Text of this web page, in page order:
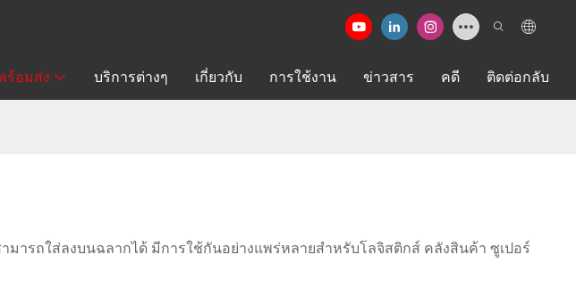
ร้อมส่ง บริการต่างๆ เกี่ยวกับ การใช้งาน ข่าวสาร คดี ติดต่อกลับ
ารถใส่ลงบนฉลากได้ มีการใช้กันอย่างแพร่หลายสำหรับโลจิสติกส์ คลังสินค้า ซูเปอร์